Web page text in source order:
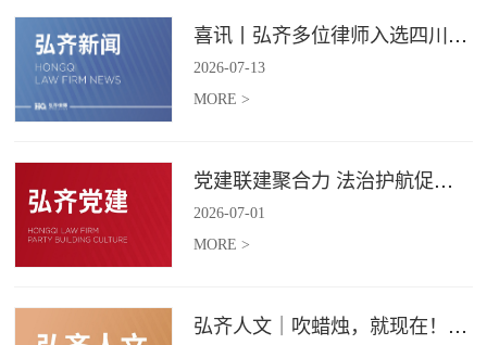
喜讯丨弘齐多位律师入选四川省破产管理人协会工作委员会委员
2026-07-13
MORE >
党建联建聚合力 法治护航促振兴 | 弘齐律所党支部与龙星村党委联合开展庆 “七一” 主题党日活动
2026-07-01
MORE >
弘齐人文｜吹蜡烛，就现在！弘齐第二季度生日会如约而至